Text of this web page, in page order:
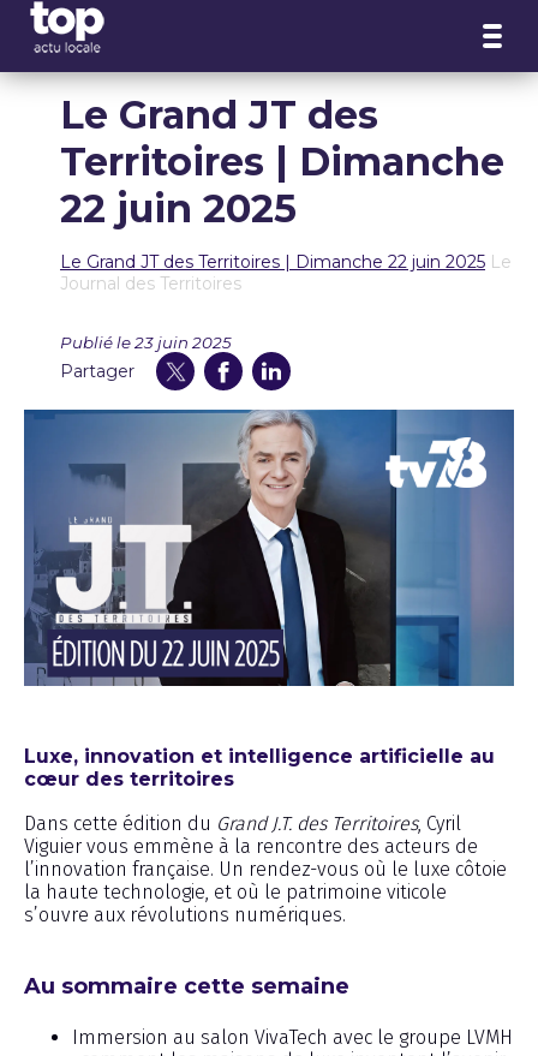
Le Grand JT des
Territoires | Dimanche
22 juin 2025
Le Grand JT des Territoires | Dimanche 22 juin 2025 Le
Journal des Territoires
Publié le 23 juin 2025
Partager
Luxe, innovation et intelligence artificielle au
cœur des territoires
Dans cette édition du Grand J.T. des Territoires, Cyril
Viguier vous emmène à la rencontre des acteurs de
l’innovation française. Un rendez-vous où le luxe côtoie
la haute technologie, et où le patrimoine viticole
s’ouvre aux révolutions numériques.
Au sommaire cette semaine
Immersion au salon VivaTech avec le groupe LVMH
Panneau de gestion des cookies